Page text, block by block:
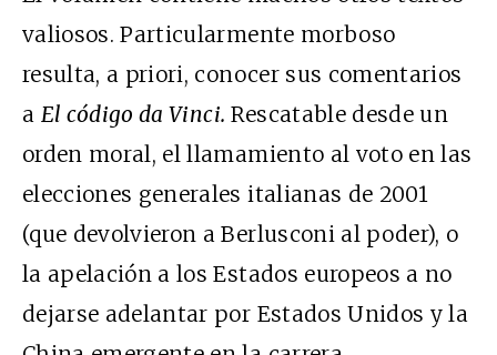
valiosos. Particularmente morboso
resulta, a priori, conocer sus comentarios
a El código da Vinci. Rescatable desde un
orden moral, el llamamiento al voto en las
elecciones generales italianas de 2001
(que devolvieron a Berlusconi al poder), o
la apelación a los Estados europeos a no
dejarse adelantar por Estados Unidos y la